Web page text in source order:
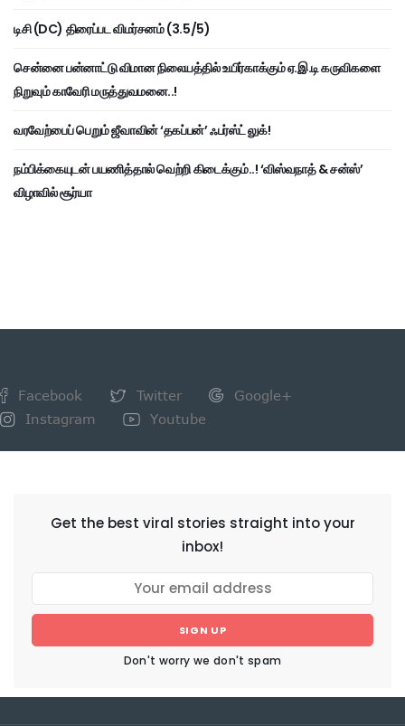
டிசி (DC) திரைப்பட விமர்சனம் (3.5/5)
சென்னை பன்னாட்டு விமான நிலையத்தில் உயிர்காக்கும் ஏ.இ.டி கருவிகளை
நிறுவும் காவேரி மருத்துவமனை..!
வரவேற்பைப் பெறும் ஜீவாவின் ‘தகப்பன்’ ஃபர்ஸ்ட் லுக்!
நம்பிக்கையுடன் பயணித்தால் வெற்றி கிடைக்கும்..! ‘விஸ்வநாத் & சன்ஸ்’
விழாவில் சூர்யா
Facebook Twitter
Google+
Instagram
Youtube
Get the best viral stories straight into your
inbox!
SIGN UP
Don't worry we don't spam